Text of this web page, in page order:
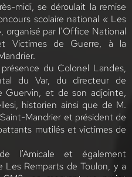
midi, se déroulait la remise
scolaire national « Les
organisé par l’Office National
Victimes de Guerre, à la
du Colonel Landes,
du Var, du directeur de
Guervin, et de son adjointe,
historien ainsi que de M.
Mandrier et président de
mutilés et victimes de
l’Amicale et également
Les Remparts de Toulon, y a